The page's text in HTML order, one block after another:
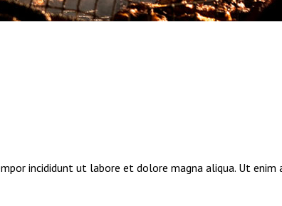
incididunt ut labore et dolore magna aliqua. Ut